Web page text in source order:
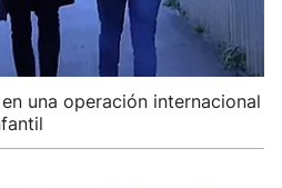
una operación internacional